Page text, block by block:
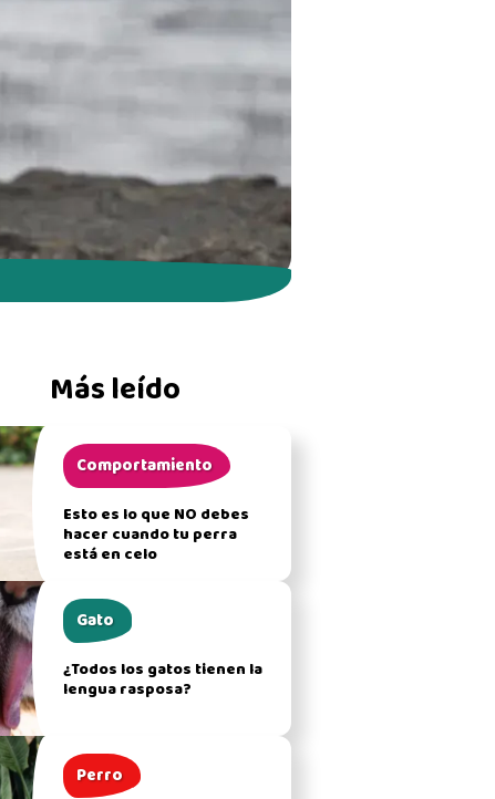
Más leído
Comportamiento
Esto es lo que NO debes
hacer cuando tu perra
está en celo
Gato
¿Todos los gatos tienen la
lengua rasposa?
Perro